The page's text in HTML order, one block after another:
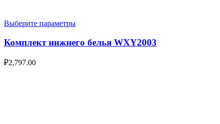
Выберите параметры
Комплект нижнего белья WXY2003
₽2,797.00